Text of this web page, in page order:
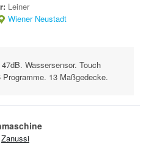
Leiner
Wiener Neustadt
Wassersensor. Touch
13 Maßgedecke.
Zanussi